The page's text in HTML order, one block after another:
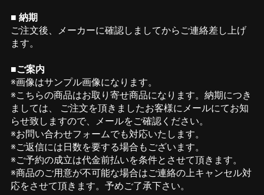
■ 納期
ご注文後、メーカーに確認しましてからご連絡差し上げ
ます。
■ご案内
※画像はサンプル画像になります。
※こちらの商品はお取り寄せ商品になります。納期につき
ましては、 ご注文を頂きましたお客様にメールにてお知
らせ致しますので、メールをご確認ください。
※お問い合わせフォームでも対応いたします。
※ご返信には日数を要する場合もございます。
※ご予約の成立は代金前払いを条件とさせて頂きます。
※商品のご用意が不可能な場合はご連絡の上キャンセル対
応をさせて頂きます。予めご了承下さい。